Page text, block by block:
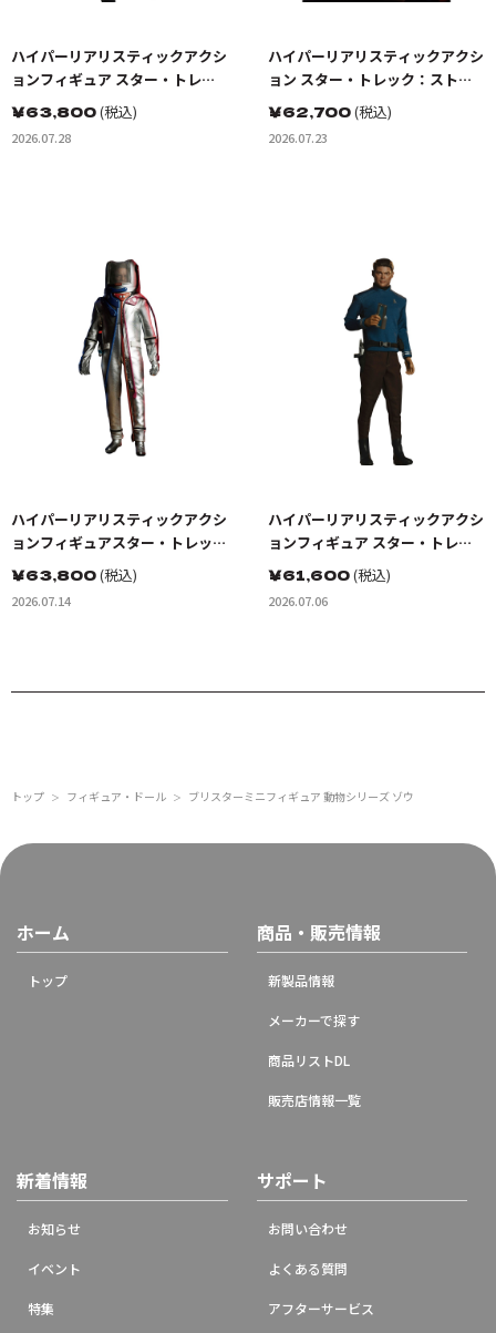
ハイパーリアリスティックアクシ
ョンフィギュア スター・トレッ
ク:宇宙大作戦 ゴトス星の怪人 ト
レレイン
￥63,800(税込)
2026.07.28
ハイパーリアリスティックアクシ
ョン スター・トレック：ストレ
ンジ・ニュー・ワールド ベケッ
トマリナー少尉
￥62,700(税込)
2026.07.23
ハイパーリアリスティックアクシ
ョンフィギュアスター・トレッ
ク:宇宙大作戦 カーク船長 EVスー
ツ（宇宙服）
￥63,800(税込)
2026.07.14
ハイパーリアリスティックアクシ
ョンフィギュア スター・トレッ
ク BEYOND ドクター・レナー
ド・ボーンズ・マッコイ
￥61,600(税込)
2026.07.06
トップ ＞ フィギュア・ドール ＞ ブリスターミニフィギュア 動物シリーズ ゾウ
ホーム
トップ
商品・販売情報
新製品情報
メーカーで探す
商品リストDL
販売店情報一覧
新着情報
お知らせ
イベント
特集
サポート
お問い合わせ
よくある質問
アフターサービス